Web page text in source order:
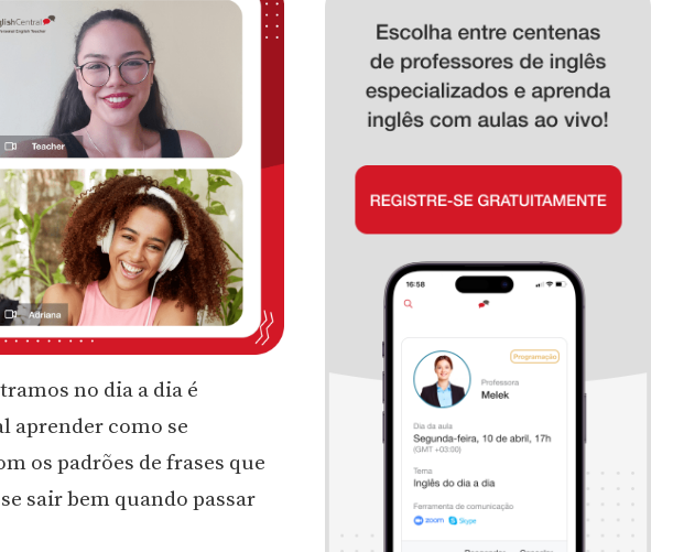
no dia a dia é
aprender como se
os padrões de frases que
sair bem quando passar